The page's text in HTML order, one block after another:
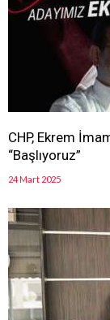
CHP, Ekrem
“Başlıyoruz”
24 Mart 2025